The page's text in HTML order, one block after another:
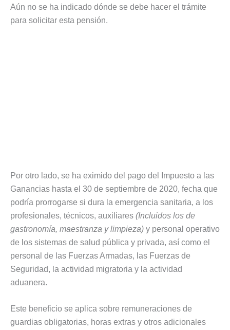
Aún no se ha indicado dónde se debe hacer el trámite
para solicitar esta pensión.
Por otro lado, se ha eximido del pago del Impuesto a las
Ganancias hasta el 30 de septiembre de 2020, fecha que
podría prorrogarse si dura la emergencia sanitaria, a los
profesionales, técnicos, auxiliares (Incluidos los de
gastronomía, maestranza y limpieza) y personal operativo
de los sistemas de salud pública y privada, así como el
personal de las Fuerzas Armadas, las Fuerzas de
Seguridad, la actividad migratoria y la actividad
aduanera.
Este beneficio se aplica sobre remuneraciones de
guardias obligatorias, horas extras y otros adicionales